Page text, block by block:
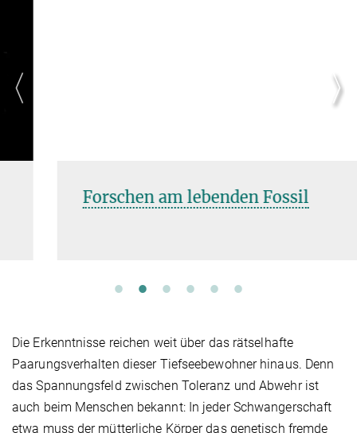
Forschen am lebenden Fossil
Die Erkenntnisse reichen weit über das rätselhafte
Paarungsverhalten dieser Tiefseebewohner hinaus. Denn
das Spannungsfeld zwischen Toleranz und Abwehr ist
auch beim Menschen bekannt: In jeder Schwangerschaft
etwa muss der mütterliche Körper das genetisch fremde